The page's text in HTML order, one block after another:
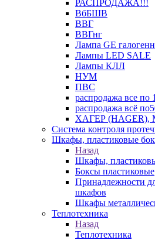
РАСПРОДАЖА!!!
ВбБШВ
ВВГ
ВВГнг
Лампа GE галогенн
Лампы LED SALE
Лампы КЛЛ
НУМ
ПВС
распродажа все по
распродажа всё
ХАГЕР (HAGER),
Система контроля
Шкафы, пластиковые
Назад
Шкафы,
Боксы пластиковые
Принадлежности
шкафов
Шкафы
Теплотехника
Назад
Теплотехника